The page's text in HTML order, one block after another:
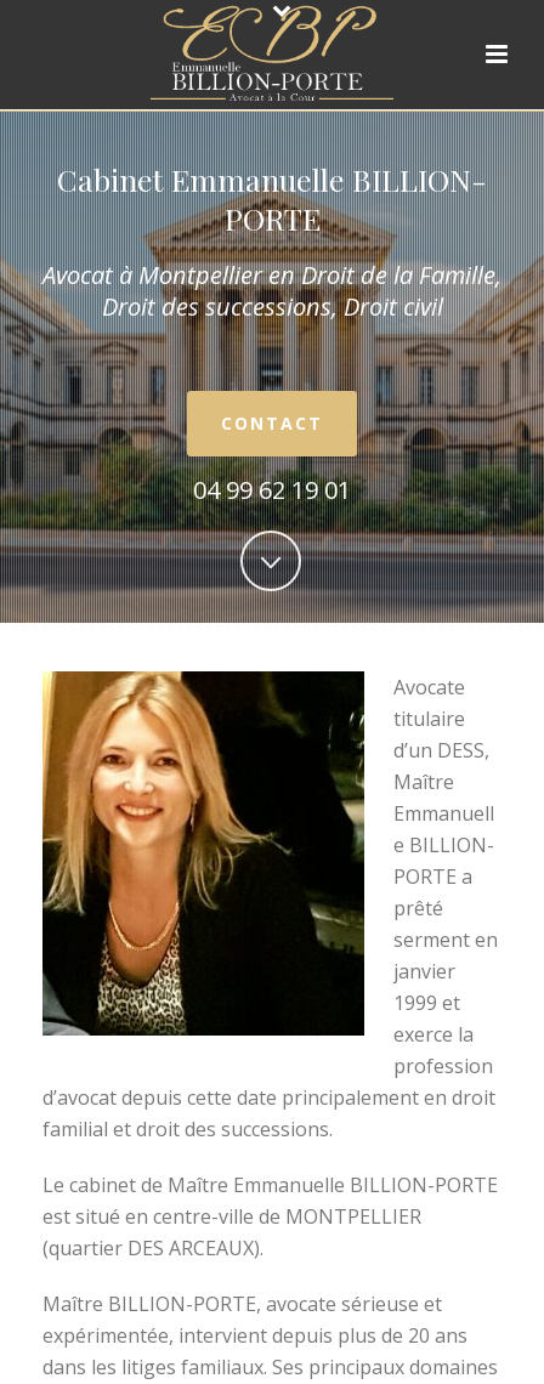
Cabinet Emmanuelle BILLION-
PORTE
Avocat à Montpellier en Droit de la Famille,
Droit des successions, Droit civil
CONTACT
04 99 62 19 01
Avocate
titulaire
d’un DESS,
Maître
Emmanuell
e BILLION-
PORTE a
prêté
serment en
janvier
1999 et
exerce la
profession
d’avocat depuis cette date principalement en droit
familial et droit des successions.
Le cabinet de Maître Emmanuelle BILLION-PORTE
est situé en centre-ville de MONTPELLIER
(quartier DES ARCEAUX).
Maître BILLION-PORTE, avocate sérieuse et
expérimentée, intervient depuis plus de 20 ans
dans les litiges familiaux. Ses principaux domaines